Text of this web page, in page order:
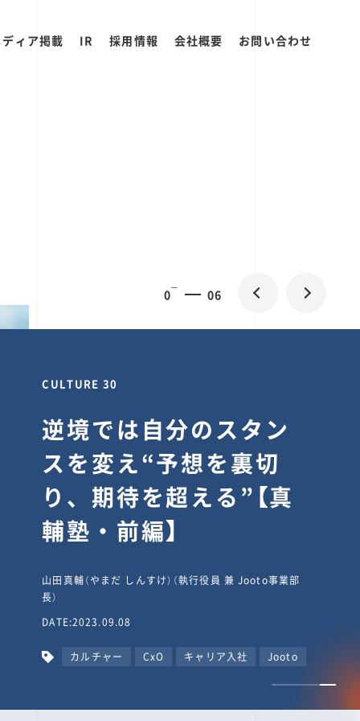
ィア掲載 IR 採用情報 会社概要 お問い合わせ
0 06
CULTURE 30
逆境では自分のスタン
スを変え“予想を裏切
り、期待を超える”【真
輔塾・前編】
山田真輔（やまだ しんすけ）（執行役員 兼 Jooto事業部
長）
DATE:2023.09.08
カルチャー CxO キャリア入社 Jooto